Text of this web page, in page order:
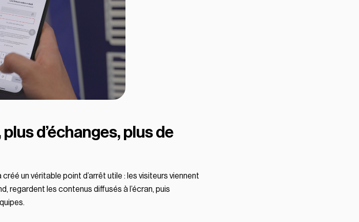
d’échanges, plus de
un véritable point d’arrêt utile : les visiteurs viennent
regardent les contenus diffusés à l’écran, puis